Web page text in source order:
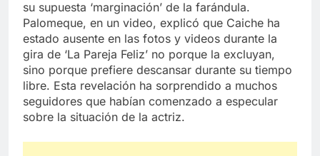
su supuesta ‘marginación’ de la farándula.
Palomeque, en un video, explicó que Caiche ha
estado ausente en las fotos y videos durante la
gira de ‘La Pareja Feliz’ no porque la excluyan,
sino porque prefiere descansar durante su tiempo
libre. Esta revelación ha sorprendido a muchos
seguidores que habían comenzado a especular
sobre la situación de la actriz.